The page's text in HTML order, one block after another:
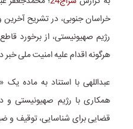
خراسان جنوبی، در تشریح
رژیم صهیونیستی، از برخورد
هرگونه اقدام علیه امنیت ملی خبر
عبداللهی با استناد به ماده
همکاری با رژیم صهیونیستی